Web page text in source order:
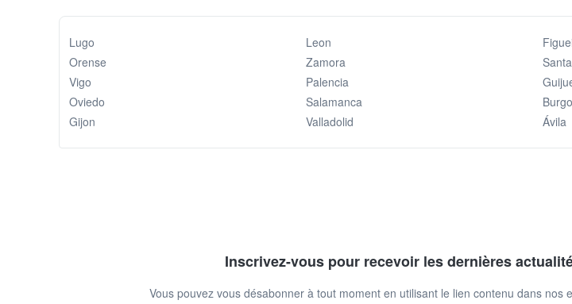
Lugo
Orense
Vigo
Oviedo
Gijon
Leon
Zamora
Palencia
Salamanca
Valladolid
Ávila
Inscrivez-vous pour recevoir les dernières
Vous pouvez vous désabonner à tout moment en utilisant le lien contenu dans nos